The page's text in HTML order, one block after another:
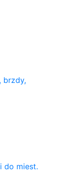
brzdy,
do miest.